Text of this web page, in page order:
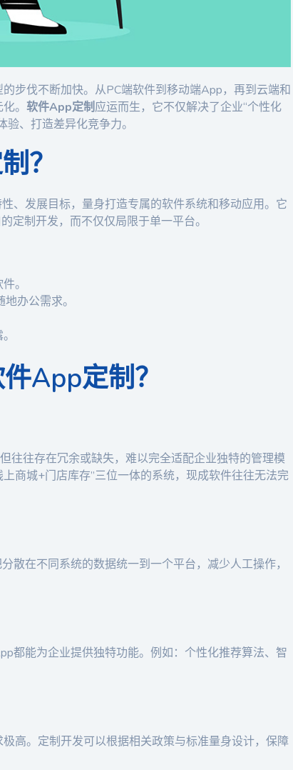
步伐不断加快。从PC端软件到移动端App，再到云端和
。 软件App定制应运而生，它不仅解决了企业“个性化
、打造差异化竞争力。
？
、发展目标，量身打造专属的软件系统和移动应用。它
定制开发，而不仅仅局限于单一平台。
。
办公需求。
App定制？
往往存在冗余或缺失，难以完全适配企业独特的管理模
商城+门店库存”三位一体的系统，现成软件往往无法完
散在不同系统的数据统一到一个平台，减少人工操作，
都能为企业提供独特功能。例如：个性化推荐算法、智
高。定制开发可以根据相关政策与标准量身设计，保障